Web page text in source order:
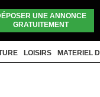
UNE ANNONCE
GRATUITEMENT
LOISIRS MATERIEL